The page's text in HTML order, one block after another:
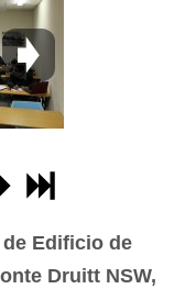
Edificio de
Druitt NSW,